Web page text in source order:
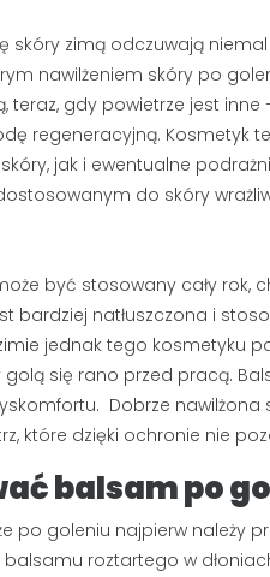
z
JAK SKUTECZNIE
BRODĘ I
POROST
PORADNIK
197498
Zapuszczanie
czasu, ale tempo jej
musi zależeć
ślepego losu.
Czytaj dalej
skóry zimą odczuwają
nawilżeniem skóry po
teraz, gdy powietrze jest
regeneracyjną. Kosmetyk
jak i ewentualne
do skóry
być stosowany cały rok,
bardziej natłuszczona i
jednak tego kosmetyku
golą się rano przed pracą.
Dobrze
które dzięki ochronie nie
balsam po
po goleniu najpierw należy
balsamu roztartego w